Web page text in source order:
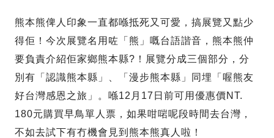
熊本熊俾人印象一直都喺抵死又可愛，搞展覽又點少
得佢！今次展覽名用咗「熊」嘅台語諧音，熊本熊仲
要負責介紹佢家鄉熊本縣?！展覽分成三個部分，分
別有「認識熊本縣」、「漫步熊本縣」同埋「喔熊友
好台灣感恩之旅」。喺12月17日前可用優惠價NT.
180元購買早鳥單人票，如果咁啱呢段時間去台灣，
不如去試下有冇機會見到熊本熊真人啦！